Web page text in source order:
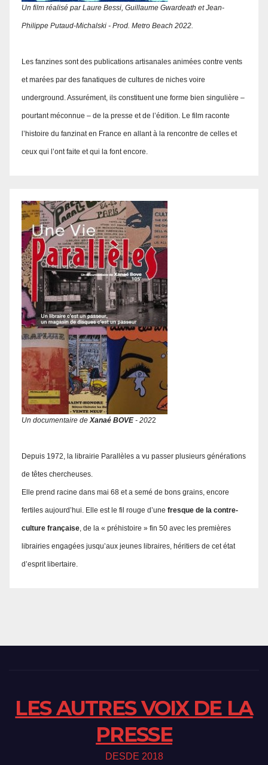
Un film réalisé par Laure Bessi, Guillaume Gwardeath et Jean-
Philippe Putaud-Michalski - Prod. Metro Beach 2022.
Les fanzines sont des publications artisanales animées contre vents
et marées par des fanatiques de cultures de niches voire
underground. Assurément, ils constituent une forme bien singulière –
pourtant méconnue – de la presse et de l’édition. Le film raconte
l’histoire du fanzinat en France en allant à la rencontre de celles et
ceux qui l’ont faite et qui la font encore.
Un documentaire deXanaé BOVE- 2022
Depuis 1972, la librairie Parallèles a vu passer plusieurs générations
de têtes chercheuses.
Elle prend racine dans mai 68 et a semé de bons grains, encore
fertiles aujourd’hui. Elle est le fil rouge d’une fresque de la contre-
culture française, de la « préhistoire » fin 50 avec les premières
librairies engagées jusqu’aux jeunes libraires, héritiers de cet état
d’esprit libertaire.
LES AUTRES VOIX DE LA
PRESSE
DESDE 2018